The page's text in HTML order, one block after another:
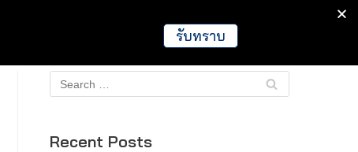
Crypto Global
Recent Posts
รับทราบ